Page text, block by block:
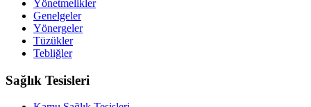
Yönetmelikler
Genelgeler
Yönergeler
Tüzükler
Tebliğler
Sağlık Tesisleri